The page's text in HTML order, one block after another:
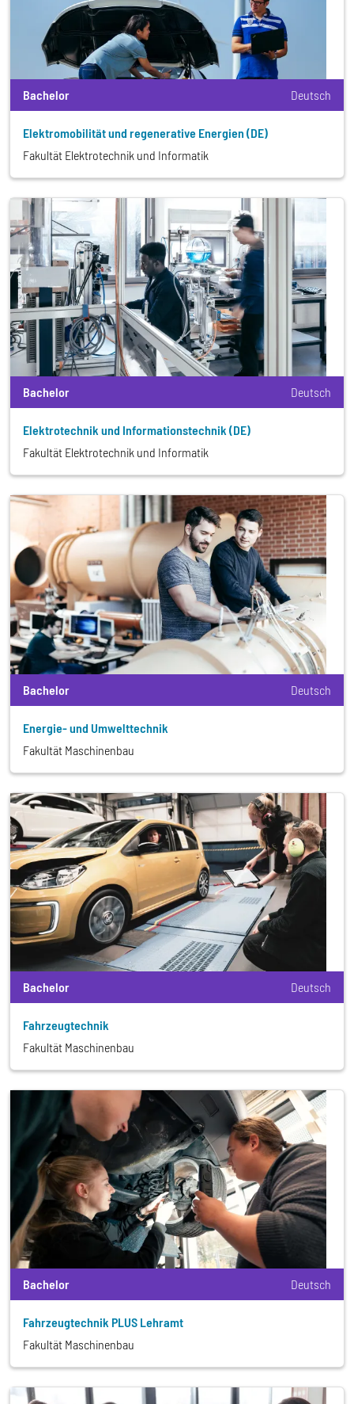
Bachelor Deutsch
Elektromobilität und regenerative Energien (DE)
Fakultät Elektrotechnik und Informatik
Bachelor Deutsch
Elektrotechnik und Informationstechnik (DE)
Fakultät Elektrotechnik und Informatik
Bachelor Deutsch
Energie- und Umwelttechnik
Fakultät Maschinenbau
Bachelor Deutsch
Fahrzeugtechnik
Fakultät Maschinenbau
Bachelor Deutsch
Fahrzeugtechnik PLUS Lehramt
Fakultät Maschinenbau